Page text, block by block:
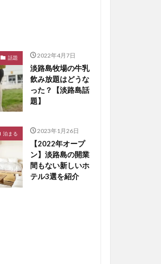
話題 2022年4月7日
淡路島牧場の牛乳
飲み放題はどうな
った？【淡路島話
題】
泊まる 2023年1月26日
【2022年オープ
ン】淡路島の開業
間もない新しいホ
テル3選を紹介